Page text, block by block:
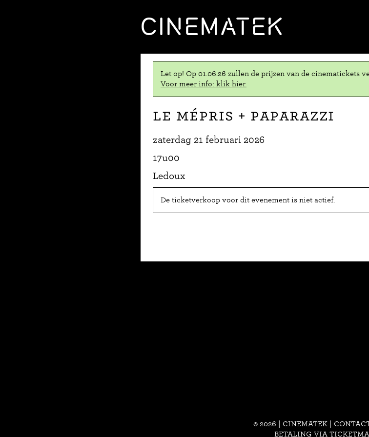
CINEMATEK
Let op! Op 01.06.26 zullen de prijzen van de cinematickets
Voor meer info: klik hier.
Le Mépris + Paparazzi
zaterdag 21 februari 2026
17u00
Ledoux
De ticketverkoop voor dit evenement is niet actief.
© 2026 | CINEMATEK |
BETALING VIA